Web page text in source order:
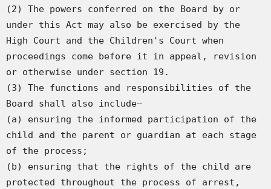
(2) The powers conferred on the Board by or
under this Act may also be exercised by the
High Court and the Children's Court when
proceedings come before it in appeal, revision
or otherwise under section 19.
(3) The functions and responsibilities of the
Board shall also include—
(a) ensuring the informed participation of the
child and the parent or guardian at each stage
of the process;
(b) ensuring that the rights of the child are
protected throughout the process of arrest,